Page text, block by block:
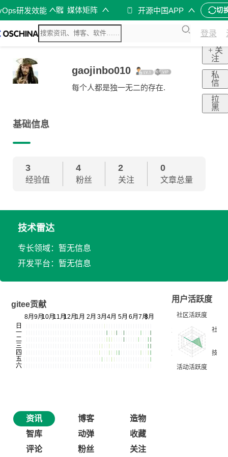
研发效能 媒体矩阵 开源中国APP 切
登录
gaojinbo010
每个人都是独一无二的存在.
+ 关
注
私
信
拉
黑
基础信息
3
经验值
4
粉丝
2
关注
0
文章总量
技术雷达
专长领域：暂无信息
开发平台：暂无信息
gitee贡献
用户活跃度
资讯 博客
造物
智库
动弹
收藏
评论
粉丝 关注